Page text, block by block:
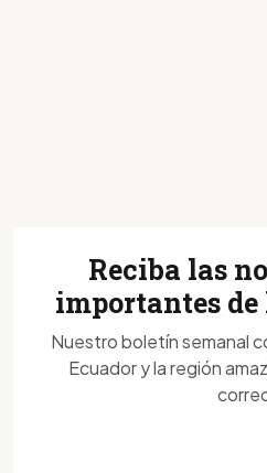
Reciba las
importantes
Nuestro boletín semanal
Ecuador y la región